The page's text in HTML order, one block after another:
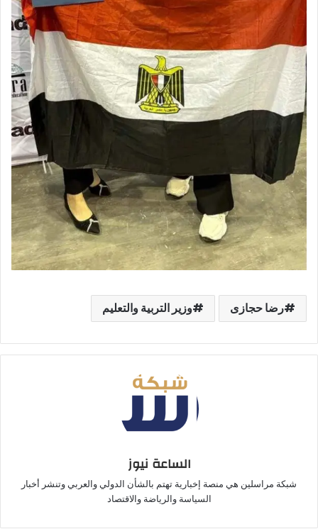
رضا حجازى وزير التربية والتعليم
الساعة نيوز
شبكة مراسلين هي منصة إخبارية تهتم بالشأن الدولي والعربي وتنشر أخبار
السياسة والرياضة والاقتصاد